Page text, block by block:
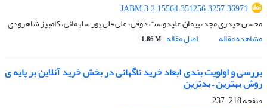
JABM.3.2.15564.351256.3257.36971
محسن حیدری مجد، پیمان علیدوست ذوقی، علی قلی پور سلیمانی، کامبیز شاهرودی
مشاهده مقاله
اصل مقاله 1.86 M
بررسی و اولویت بندی ابعاد خرید ناگهانی در بخش خرید آنلاین بر پایه ی
روش بهترین – بدترین
صفحه218-237